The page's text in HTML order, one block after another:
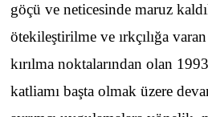
göçü ve neticesinde maruz
ötekileştirilme ve ırkçılığa
kırılma noktalarından olan
katliamı başta olmak üzere